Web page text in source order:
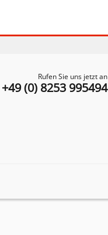
Rufen Sie uns jetzt an
+49 (0) 8253 995494